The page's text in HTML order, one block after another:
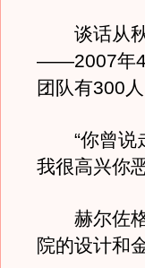
谈话从秋
——2007年4
团队有300
“你曾说走
我很高兴你
赫尔佐格
院的设计和